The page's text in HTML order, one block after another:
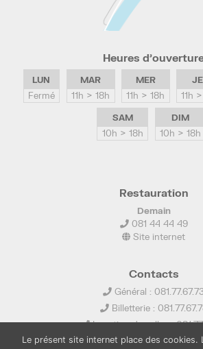
Heures
LUN
Fermé
MAR
11h > 18h
MER
11h > 18h
11h
SAM
10h > 18h
DIM
10h > 18h
Restauration
Demain
081 44 44 49
Site internet
Contacts
Général :
Billetterie :
Location de salles :
info@ledelta.be
Le présent site internet place des cookies.